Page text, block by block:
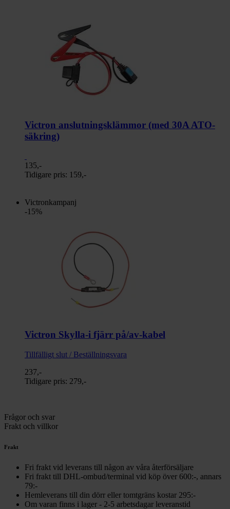
Victron anslutningsklämmor (med 30A ATO-
säkring)
135,-
Tidigare pris: 159,-
Victronkampanj
-15%
Victron Skylla-i fjärr på/av-kabel
Tillfälligt slut / Beställningsvara
237,-
Tidigare pris: 279,-
Frågor och svar
Frakt och villkor
Frakt
Fri frakt vid leverans till någon av våra återförsäljare
Fri frakt till DHL-ombud/terminal vid köp över 600:-, annars
79:-
Hemleverans till din dörr eller tomtgräns kostar 295:-
Om varan finns i lager - 2-5 arbetsdagar leveranstid